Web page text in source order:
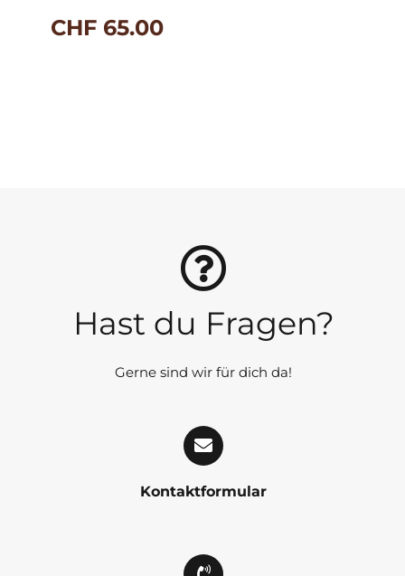
CHF 65.00
Hast du Fragen?
Gerne sind wir für dich da!
Kontaktformular